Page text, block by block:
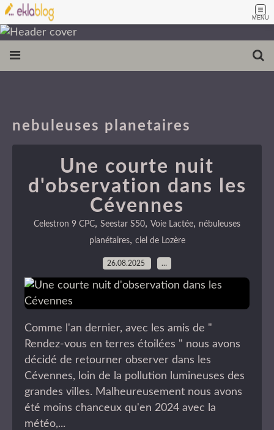
MENU
nebuleuses planetaires
Une courte nuit
d'observation dans les
Cévennes
Celestron 9 CPC, Seestar S50, Voie Lactée, nébuleuses
planétaires, ciel de Lozère
26.08.2025 …
Comme l'an dernier, avec les amis de "
Rendez-vous en terres étoilées " nous avons
décidé de retourner observer dans les
Cévennes, loin de la pollution lumineuses des
grandes villes. Malheureusement nous avons
été moins chanceux qu'en 2024 avec la
météo,...